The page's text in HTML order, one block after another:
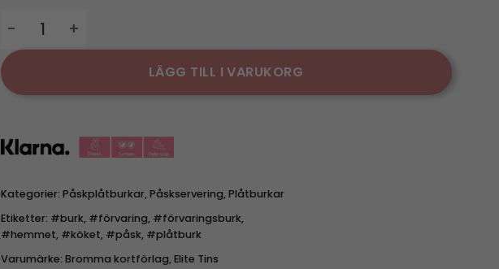
LÄGG TILL I VARUKORG
Kategorier: Påskplåtburkar,Påskservering,Plåtburkar
Etiketter: #burk, #förvaring, #förvaringsburk,
#hemmet, #köket, #påsk, #plåtburk
Varumärke: Bromma kortförlag,Elite Tins